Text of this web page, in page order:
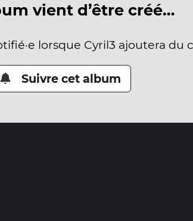
vient d’être créé…
lorsque Cyril3 ajoutera du
Suivre cet album